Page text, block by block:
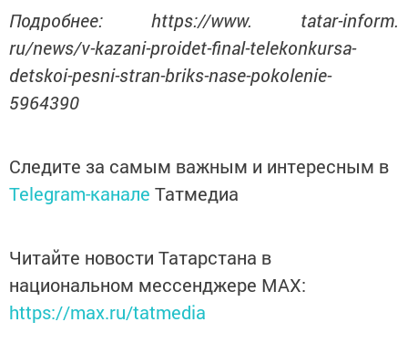
Подробнее: https://www. tatar-inform.
ru/news/v-kazani-proidet-final-telekonkursa-
detskoi-pesni-stran-briks-nase-pokolenie-
5964390
Следите за самым важным и интересным в
Telegram-канале Татмедиа
Читайте новости Татарстана в
национальном мессенджере MАХ:
https://max.ru/tatmedia